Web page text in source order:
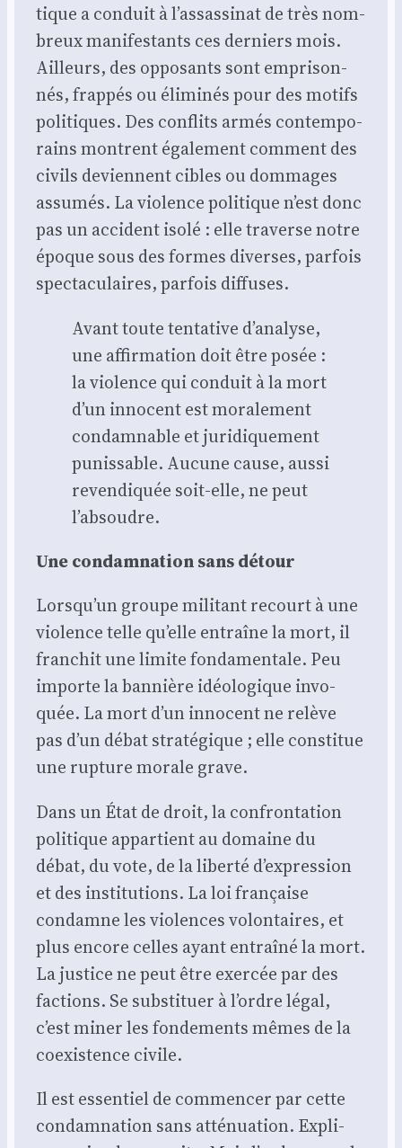
tique a conduit à l’assassinat de très nom­
breux mani­fes­tants ces der­niers mois.
Ailleurs, des oppo­sants sont empri­son­
nés, frap­pés ou éli­mi­nés pour des motifs
poli­tiques. Des conflits armés contem­po­
rains montrent éga­le­ment com­ment des
civils deviennent cibles ou dom­mages
assu­més. La vio­lence poli­tique n’est donc
pas un acci­dent iso­lé : elle tra­verse notre
époque sous des formes diverses, par­fois
spec­ta­cu­laires, par­fois dif­fuses.
Avant toute ten­ta­tive d’analyse,
une affir­ma­tion doit être posée :
la vio­lence qui conduit à la mort
d’un inno­cent est mora­le­ment
condam­nable et juri­di­que­ment
punis­sable. Aucune cause, aus­si
reven­di­quée soit-elle, ne peut
l’absoudre.
Une condam­na­tion sans détour
Lorsqu’un groupe mili­tant recourt à une
vio­lence telle qu’elle entraîne la mort, il
fran­chit une limite fon­da­men­tale. Peu
importe la ban­nière idéo­lo­gique invo­
quée. La mort d’un inno­cent ne relève
pas d’un débat stra­té­gique ; elle consti­tue
une rup­ture morale grave.
Dans un État de droit, la confron­ta­tion
poli­tique appar­tient au domaine du
débat, du vote, de la liber­té d’expression
et des ins­ti­tu­tions. La loi fran­çaise
condamne les vio­lences volon­taires, et
plus encore celles ayant entraî­né la mort.
La jus­tice ne peut être exer­cée par des
fac­tions. Se sub­sti­tuer à l’ordre légal,
c’est miner les fon­de­ments mêmes de la
coexis­tence civile.
Il est essen­tiel de com­men­cer par cette
condam­na­tion sans atté­nua­tion. Expli­